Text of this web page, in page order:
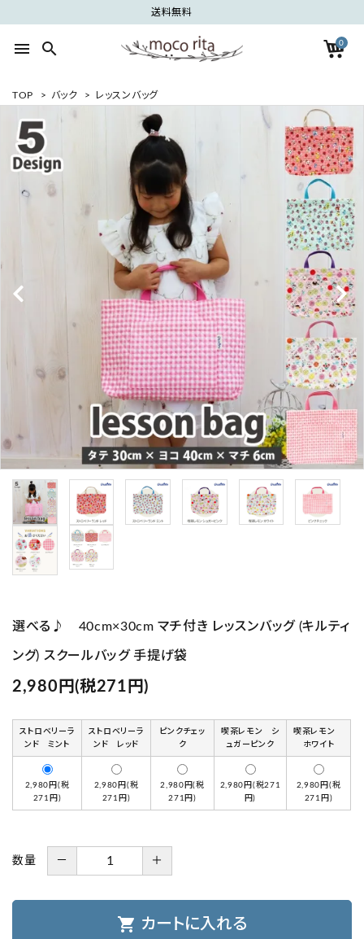
送料無料
menu search 0
search
ACCOUNT MENU
person 新規会員登録
カテゴリーから探す
グループから探す
プライバシーポリシー
特定商取引法について
お問い合わせ
Instagram
TOP > バック > レッスンバッグ
選べる♪ 40cm×30cm マチ付き レッスンバッグ (キルティ
ング) スクールバッグ 手提げ袋
2,980円(税271円)
ストロベリーラ
ンド ミント
ストロベリーラ
ンド レッド
ピンクチェッ
ク
喫茶レモン シ
ュガーピンク
喫茶レモン
ホワイト
2,980円(税
271円)
2,980円(税
271円)
2,980円(税
271円)
2,980円(税271
円)
2,980円(税
271円)
数量 － ＋
shopping_cart カートに入れる